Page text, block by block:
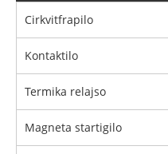
Cirkvitfrapilo
Kontaktilo
Termika relajso
Magneta startigilo